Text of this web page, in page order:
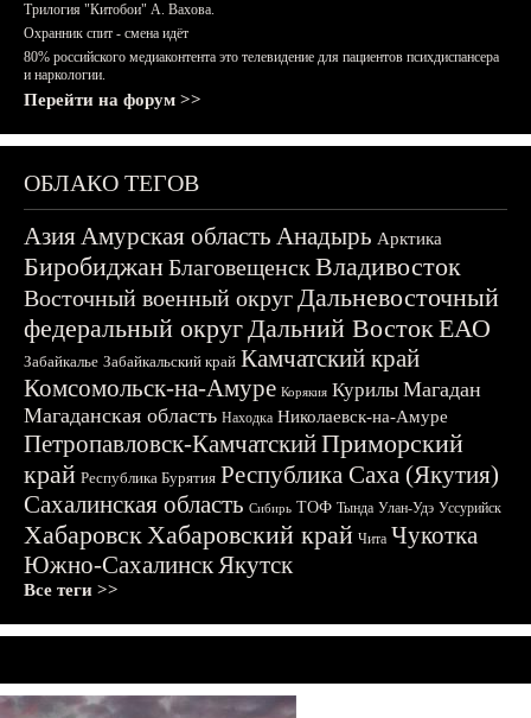
Трилогия "Китобои" А. Вахова.
Охранник спит - смена идёт
80% российского медиаконтента это телевидение для пациентов психдиспансера
и наркологии.
Перейти на форум >>
ОБЛАКО ТЕГОВ
АзияАмурская область Анадырь Арктика
БиробиджанБлаговещенскВладивосток
Восточный военный округДальневосточный
федеральный округДальний ВостокЕАО
Забайкалье Забайкальский край Камчатский край
Комсомольск-на-Амуре Корякия Курилы Магадан
Магаданская область Находка Николаевск-на-Амуре
Петропавловск-КамчатскийПриморский
край Республика Бурятия Республика Саха (Якутия)
Сахалинская область Сибирь ТОФ Тында Улан-Удэ Уссурийск
ХабаровскХабаровский край Чита Чукотка
Южно-СахалинскЯкутск
Все теги >>